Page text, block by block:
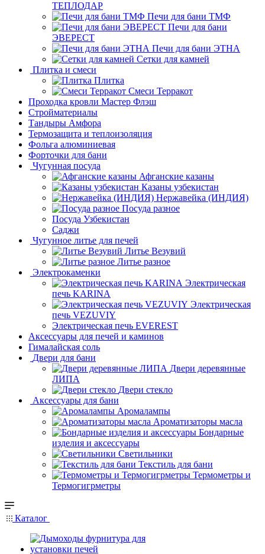
ТЕПЛОДАР
Печи для бани ТМФ
Печи для бани
ЭВЕРЕСТ
Печи для бани ЭТНА
Сетки для камней
Плитка и смеси
Плитка
Смеси Терракот
Проходка кровли Мастер Флэш
Стройматериалы
Тандыры Амфора
Термозащита и теплоизоляция
Фольга алюминиевая
Форточки для бани
Чугунная посуда
Афганские казаны
Казаны узбекистан
Нержавейка (ИНДИЯ)
Посуда разное
Посуда Узбекистан
Саджи
Чугунное литье для печей
Литье Везувий
Литье разное
Электрокаменки
Электрическая
печь KARINA
Электрическая
печь VEZUVIY
Электрическая печь EVEREST
Аксессуары для печей и каминов
Гималайская соль
Двери для бани
Двери деревянные
ЛИПА
Двери стекло
Аксессуары для бани
Аромалампы
Ароматизаторы масла
Бондарные
изделия и аксессуары
Светильники
Текстиль для бани
Термометры и
Термогигрметры
Каталог